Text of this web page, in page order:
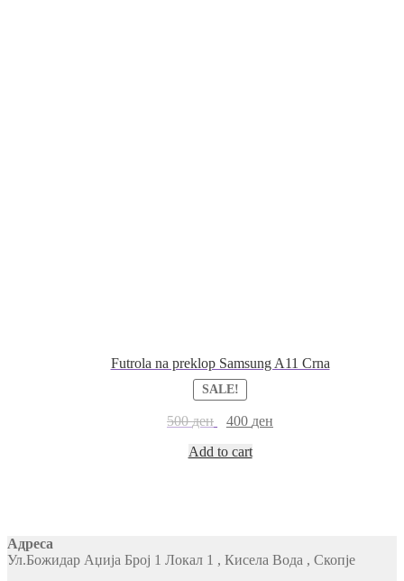
Futrola na preklop Samsung A11 Crna
SALE!
500ден 400 ден
Add to cart
Адреса
Ул.Божидар Аџија Број 1 Локал 1 , Кисела Вода , Скопје